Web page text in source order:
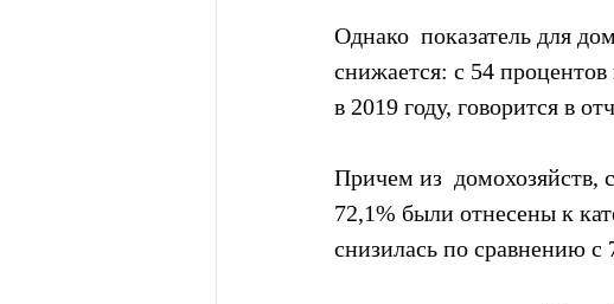
Однако  показатель для
снижается: с 54
в 2019 году, говорится в
Причем из  домохозяйств,
72,1% были отнесены к
снизилась по сравнению с